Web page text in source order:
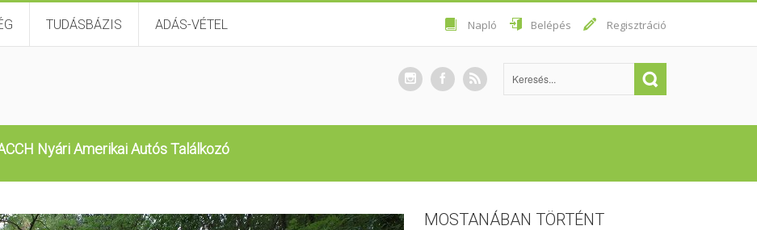
TUDÁSBÁZIS ADÁS-VÉTEL Napló Belépés Regisztráció
Nyári Amerikai Autós Találkozó
MOSTANÁBAN TÖRTÉNT